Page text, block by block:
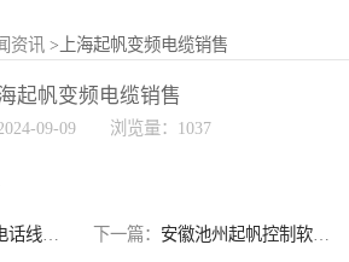
资讯 >上海起帆变频电缆销售
起帆变频电缆销售
09-09 浏览量：1037
工厂 下一篇： 安徽池州起帆控制软电缆KVVR商家